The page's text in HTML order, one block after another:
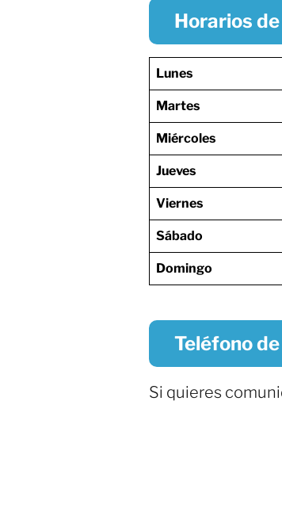
Horarios
Lunes
Martes
Miércoles
Jueves
Viernes
Sábado
Domingo
Teléfono
Si quieres